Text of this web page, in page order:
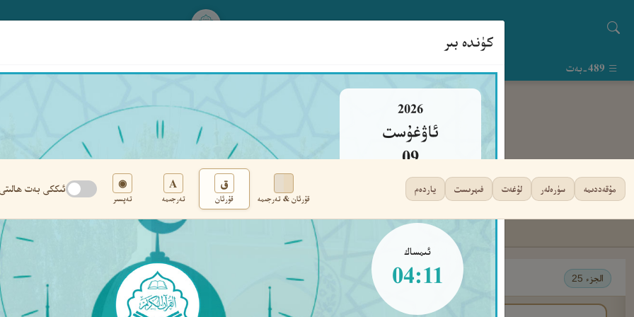
كۈندە بىر
2026
ئاۋغۇست
09
يەكشەنبە
ئىمساك
04:11
مۇقەددىمە سۈرەلەر لۇغەت فىھرىست ياردەم
قۇرئان & تەرجىمە
ق
قۇرئان
A
تەرجىمە
◉
تەپسىر
ئىككى بەت ھالىتى
تەڭشەك
الجزء 25 ‹ ‹ ٤٨٩ › ›